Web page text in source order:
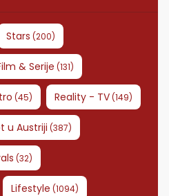
Stars (200)
& Serije (131)
(45) Reality - TV(149)
u Austriji (387)
(32)
Lifestyle (1094)